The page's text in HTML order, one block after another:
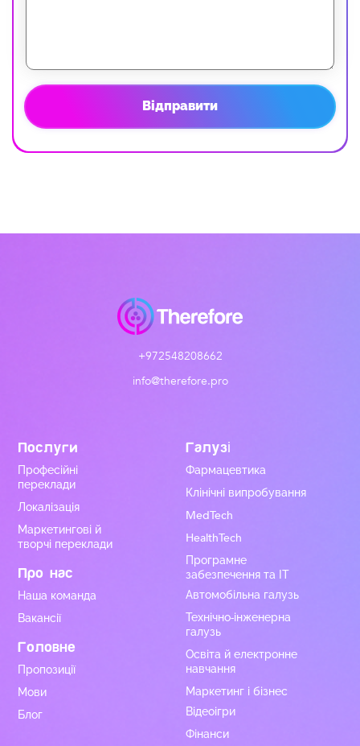
Відправити
+972548208662
info@therefore.pro
Послуги
Професійні
переклади
Локалізація
Маркетингові й
творчі переклади
Галузі
Фармацевтика
Клінічні випробування
MedTech
HealthTech
Програмне
забезпечення та ІТ
Автомобільна галузь
Технічно-інженерна
галузь
Освіта й електронне
навчання
Маркетинг і бізнес
Відеоігри
Фінанси
Про нас
Наша команда
Вакансії
Головне
Пропозиції
Мови
Блог